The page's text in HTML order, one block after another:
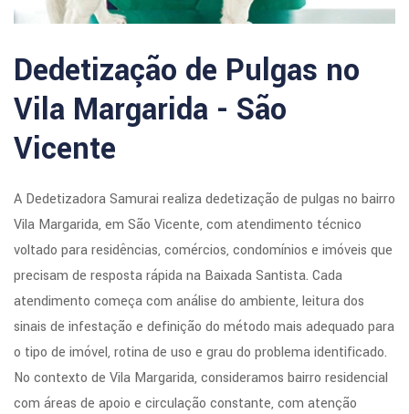
Dedetização de Pulgas no
Vila Margarida - São
Vicente
A Dedetizadora Samurai realiza dedetização de pulgas no bairro
Vila Margarida, em São Vicente, com atendimento técnico
voltado para residências, comércios, condomínios e imóveis que
precisam de resposta rápida na Baixada Santista. Cada
atendimento começa com análise do ambiente, leitura dos
sinais de infestação e definição do método mais adequado para
o tipo de imóvel, rotina de uso e grau do problema identificado.
No contexto de Vila Margarida, consideramos bairro residencial
com áreas de apoio e circulação constante, com atenção